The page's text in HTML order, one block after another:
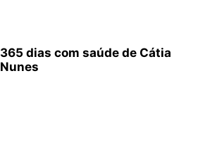
365 dias com saúde de Cátia
Nunes